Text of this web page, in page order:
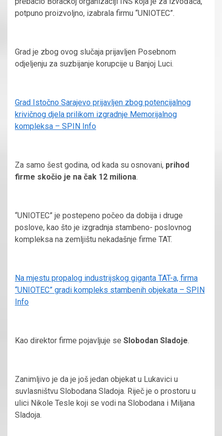
potpuno proizvoljno, izabrala firmu “UNIOTEC”.
Grad je zbog ovog slučaja prijavljen Posebnom
odjeljenju za suzbijanje korupcije u Banjoj Luci.
Grad Istočno Sarajevo prijavljen zbog potencijalnog
krivičnog djela prilikom izgradnje Memorijalnog
kompleksa – SPIN Info
Za samo šest godina, od kada su osnovani, prihod
firme skočio je na čak 12 miliona.
“UNIOTEC” je postepeno počeo da dobija i druge
poslove, kao što je izgradnja stambeno- poslovnog
kompleksa na zemljištu nekadašnje firme TAT.
Na mjestu propalog industrijskog giganta TAT-a, firma
“UNIOTEC” gradi kompleks stambenih objekata – SPIN
Info
Kao direktor firme pojavljuje se Slobodan Sladoje.
Zanimljivo je da je još jedan objekat u Lukavici u
suvlasništvu Slobodana Sladoja. Riječ je o prostoru u
ulici Nikole Tesle koji se vodi na Slobodana i Miljana
Sladoja.